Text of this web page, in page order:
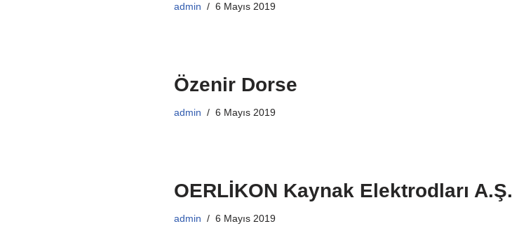
admin 6 Mayıs 2019
Özenir Dorse
admin 6 Mayıs 2019
OERLİKON Kaynak Elektrodları A.Ş.
admin 6 Mayıs 2019